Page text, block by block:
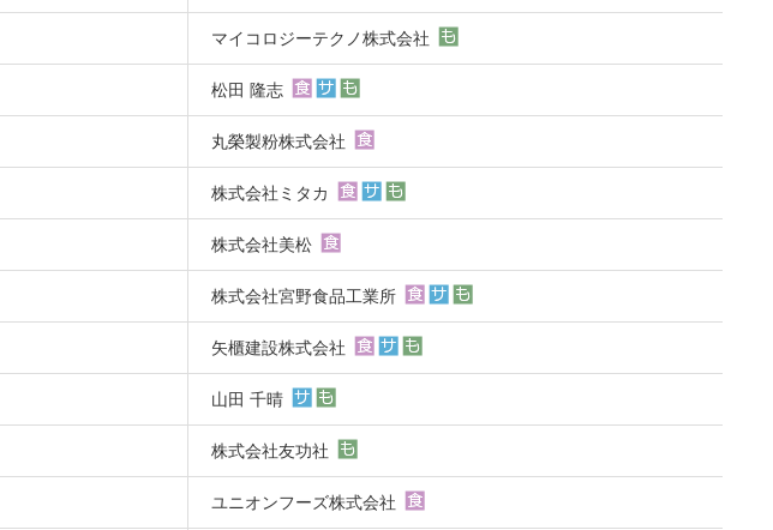
マイコロジーテクノ株式会社
松田 隆志
丸榮製粉株式会社
株式会社ミタカ
株式会社美松
株式会社宮野食品工業所
矢櫃建設株式会社
山田 千晴
株式会社友功社
ユニオンフーズ株式会社